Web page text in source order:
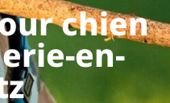
chien
en-